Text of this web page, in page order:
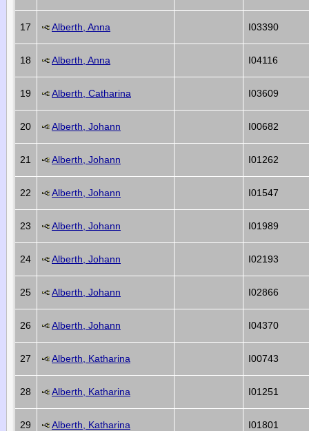
17 Alberth, Anna I03390
18 Alberth, Anna I04116
19 Alberth, Catharina I03609
20 Alberth, Johann I00682
21 Alberth, Johann I01262
22 Alberth, Johann I01547
23 Alberth, Johann I01989
24 Alberth, Johann I02193
25 Alberth, Johann I02866
26 Alberth, Johann I04370
27 Alberth, Katharina I00743
28 Alberth, Katharina I01251
29 Alberth, Katharina I01801